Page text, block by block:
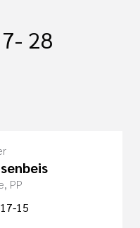
28
PP
15